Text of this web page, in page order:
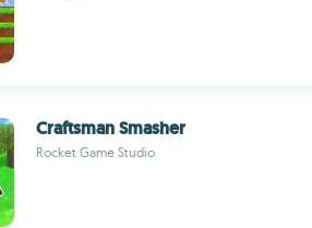
Craftsman Smasher
Rocket Game Studio